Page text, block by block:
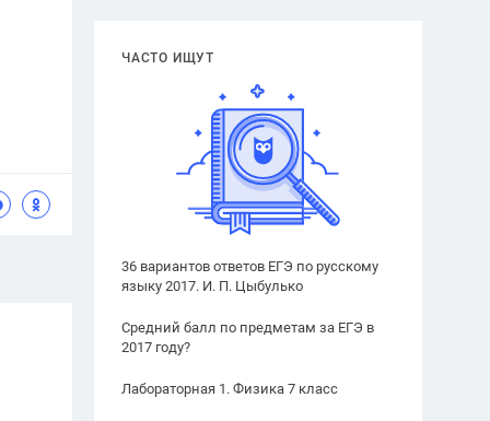
ЧАСТО ИЩУТ
36 вариантов ответов ЕГЭ по русскому
языку 2017. И. П. Цыбулько
Средний балл по предметам за ЕГЭ в
2017 году?
Лабораторная 1. Физика 7 класс